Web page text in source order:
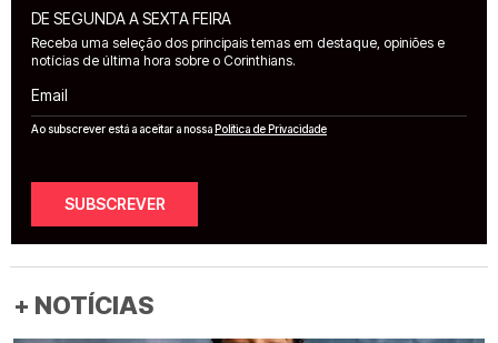
DE SEGUNDA A SEXTA FEIRA
Receba uma seleção dos principais temas em destaque, opiniões e
notícias de última hora sobre o Corinthians.
Email
Ao subscrever está a aceitar a nossaPolítica de Privacidade
SUBSCREVER
+ NOTÍCIAS